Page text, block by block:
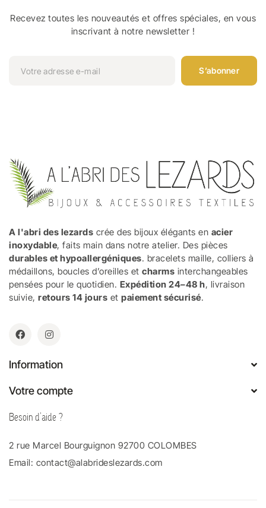
Recevez toutes les nouveautés et offres spéciales, en vous
inscrivant à notre newsletter !
S’abonner
A l'abri des lezards crée des bijoux élégants en acier
inoxydable, faits main dans notre atelier. Des pièces
durables et hypoallergéniques. bracelets maille, colliers à
médaillons, boucles d’oreilles et charms interchangeables
pensées pour le quotidien. Expédition 24–48 h, livraison
suivie, retours 14 jours et paiement sécurisé.
Information
Votre compte
Besoin d'aide ?
2 rue Marcel Bourguignon 92700 COLOMBES
Email: contact@alabrideslezards.com